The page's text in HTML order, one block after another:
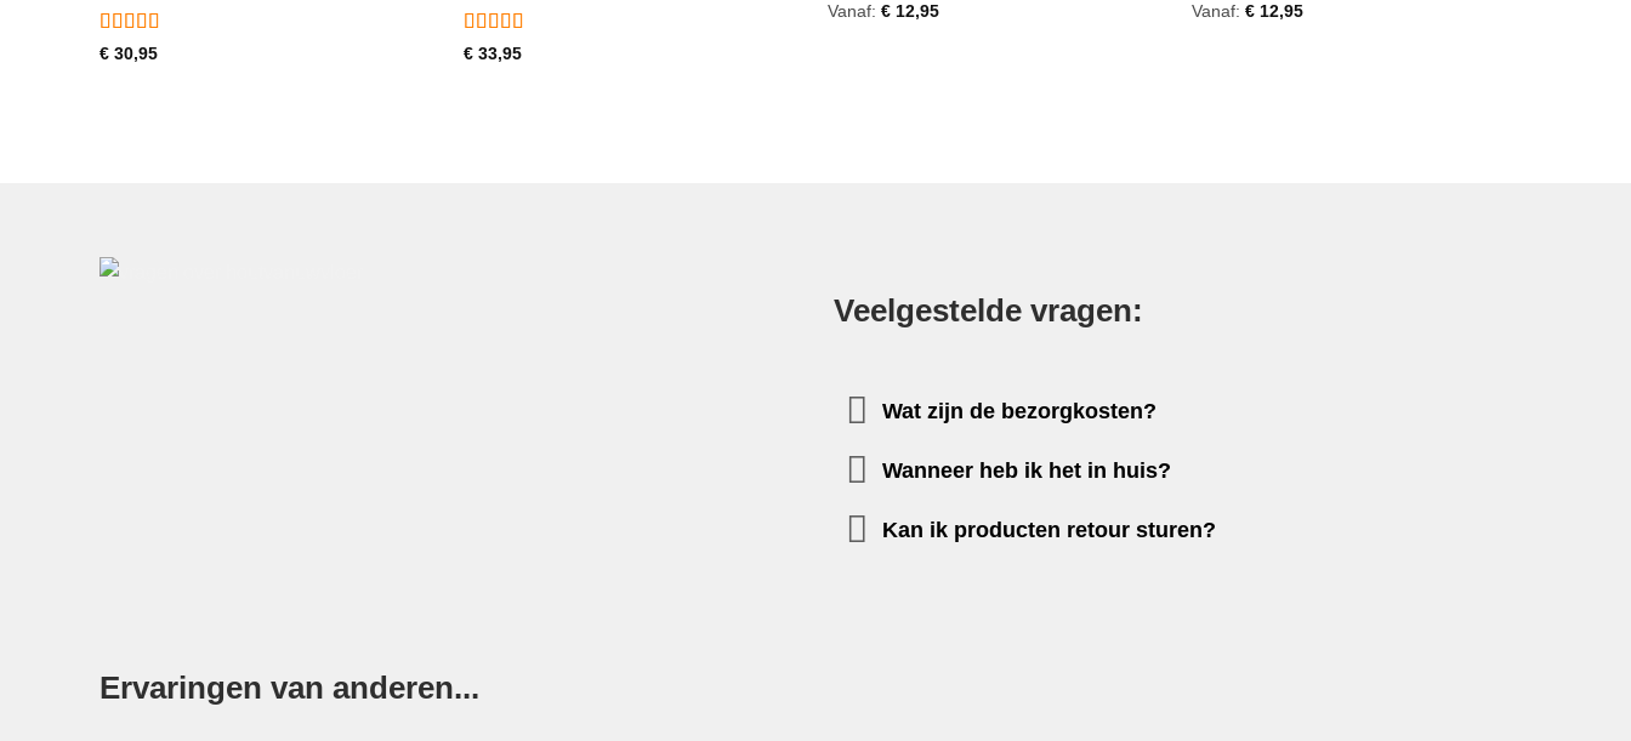
Gewaardeerd
€30,95
Gewaardeerd
€33,95
Vanaf: €12,95
Vanaf: €12,95
Veelgestelde vragen:
Wat zijn de bezorgkosten?
Wanneer heb ik het in huis?
Kan ik producten retour sturen?
Ervaringen van anderen...